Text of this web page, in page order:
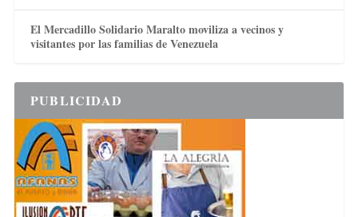
El Mercadillo Solidario Maralto moviliza a vecinos y
visitantes por las familias de Venezuela
PUBLICIDAD